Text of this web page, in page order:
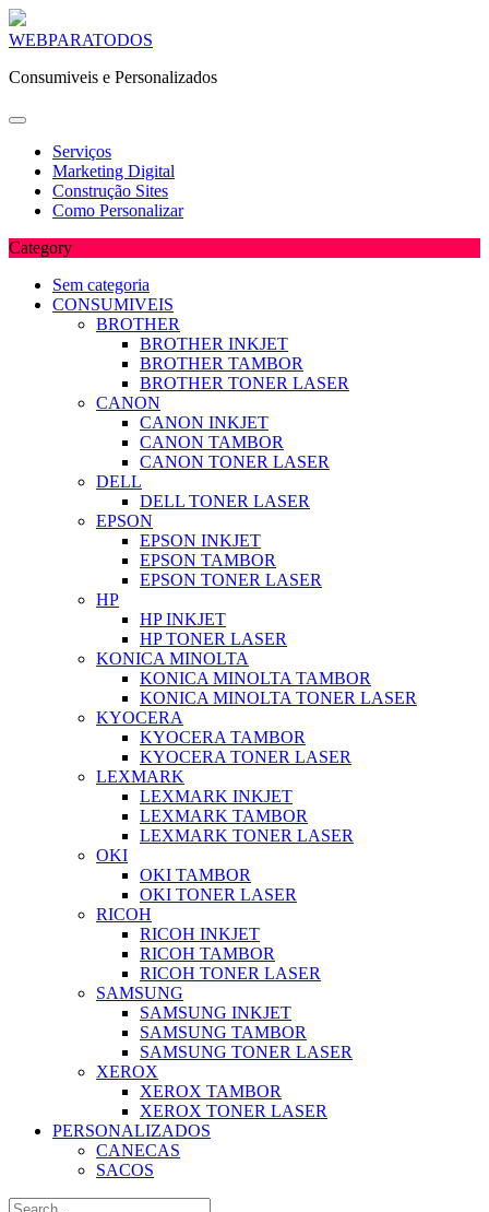
Skip
content
WEBPARATODOS
Consumiveis e Personalizados
Serviços
Marketing Digital
Construção Sites
Como Personalizar
Category
Sem categoria
CONSUMIVEIS
BROTHER
BROTHER INKJET
BROTHER TAMBOR
BROTHER TONER LASER
CANON
CANON INKJET
CANON TAMBOR
CANON TONER LASER
DELL
DELL TONER LASER
EPSON
EPSON INKJET
EPSON TAMBOR
EPSON TONER LASER
HP
HP INKJET
HP TONER LASER
KONICA MINOLTA
KONICA MINOLTA TAMBOR
KONICA MINOLTA TONER LASER
KYOCERA
KYOCERA TAMBOR
KYOCERA TONER LASER
LEXMARK
LEXMARK INKJET
LEXMARK TAMBOR
LEXMARK TONER LASER
OKI
OKI TAMBOR
OKI TONER LASER
RICOH
RICOH INKJET
RICOH TAMBOR
RICOH TONER LASER
SAMSUNG
SAMSUNG INKJET
SAMSUNG TAMBOR
SAMSUNG TONER LASER
XEROX
XEROX TAMBOR
XEROX TONER LASER
PERSONALIZADOS
CANECAS
SACOS